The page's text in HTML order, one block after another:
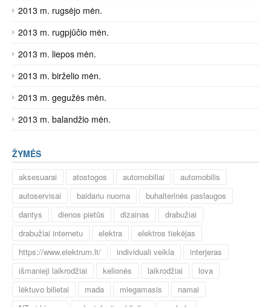
2013 m. rugsėjo mėn.
2013 m. rugpjūčio mėn.
2013 m. liepos mėn.
2013 m. birželio mėn.
2013 m. gegužės mėn.
2013 m. balandžio mėn.
ŽYMĖS
aksesuarai atostogos automobiliai
automobilis
autoservisai
baidariu nuoma
buhalterinės paslaugos
dantys
dienos pietūs dizainas
drabužiai
drabužiai internetu
elektra
elektros tiekėjas
https://www.elektrum.lt/
individuali veikla
interjeras
išmanieji laikrodžiai
kelionės laikrodžiai
lova
lėktuvo bilietai
mada miegamasis
namai